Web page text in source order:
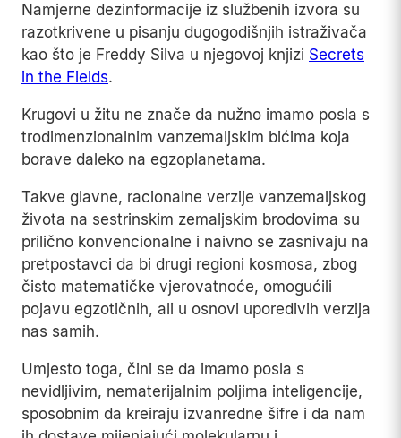
Namjerne dezinformacije iz službenih izvora su
razotkrivene u pisanju dugogodišnjih istraživača
kao što je Freddy Silva u njegovoj knjizi Secrets
in the Fields.
Krugovi u žitu ne znače da nužno imamo posla s
trodimenzionalnim vanzemaljskim bićima koja
borave daleko na egzoplanetama.
Takve glavne, racionalne verzije vanzemaljskog
života na sestrinskim zemaljskim brodovima su
prilično konvencionalne i naivno se zasnivaju na
pretpostavci da bi drugi regioni kosmosa, zbog
čisto matematičke vjerovatnoće, omogućili
pojavu egzotičnih, ali u osnovi uporedivih verzija
nas samih.
Umjesto toga, čini se da imamo posla s
nevidljivim, nematerijalnim poljima inteligencije,
sposobnim da kreiraju izvanredne šifre i da nam